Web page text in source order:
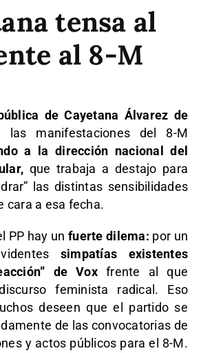
tensa al
al 8-M
de Cayetana Álvarez de
las manifestaciones del 8-M
a la dirección nacional del
que trabaja a destajo para
las distintas sensibilidades
cara a esa fecha.
PP hay un fuerte dilema: por un
simpatías existentes
de Voxfrente al que
feminista radical. Eso
deseen que el partido se
de las convocatorias de
y actos públicos para el 8-M.